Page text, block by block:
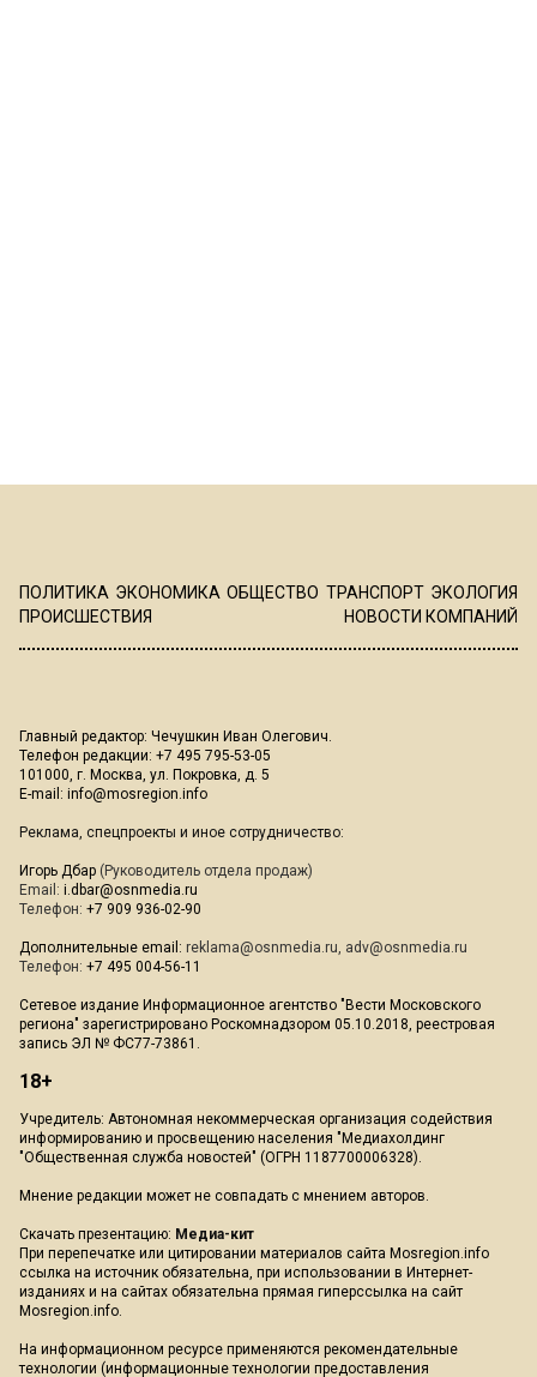
ПОЛИТИКА ЭКОНОМИКА ОБЩЕСТВО ТРАНСПОРТ ЭКОЛОГИЯ
ПРОИСШЕСТВИЯ
НОВОСТИ КОМПАНИЙ
Главный редактор: Чечушкин Иван Олегович.
Телефон редакции: +7 495 795-53-05
101000, г. Москва, ул. Покровка, д. 5
E-mail: info@mosregion.info
Реклама, спецпроекты и иное сотрудничество:
Игорь Дбар (Руководитель отдела продаж)
Email: i.dbar@osnmedia.ru
Телефон: +7 909 936-02-90
Дополнительные email: reklama@osnmedia.ru, adv@osnmedia.ru
Телефон: +7 495 004-56-11
Сетевое издание Информационное агентство "Вести Московского
региона" зарегистрировано Роскомнадзором 05.10.2018, реестровая
запись ЭЛ № ФС77-73861.
18+
Учредитель: Автономная некоммерческая организация содействия
информированию и просвещению населения "Медиахолдинг
"Общественная служба новостей" (ОГРН 1187700006328).
Мнение редакции может не совпадать с мнением авторов.
Скачать презентацию: Медиа-кит
При перепечатке или цитировании материалов сайта Mosregion.info
ссылка на источник обязательна, при использовании в Интернет-
изданиях и на сайтах обязательна прямая гиперссылка на сайт
Mosregion.info.
На информационном ресурсе применяются рекомендательные
технологии (информационные технологии предоставления